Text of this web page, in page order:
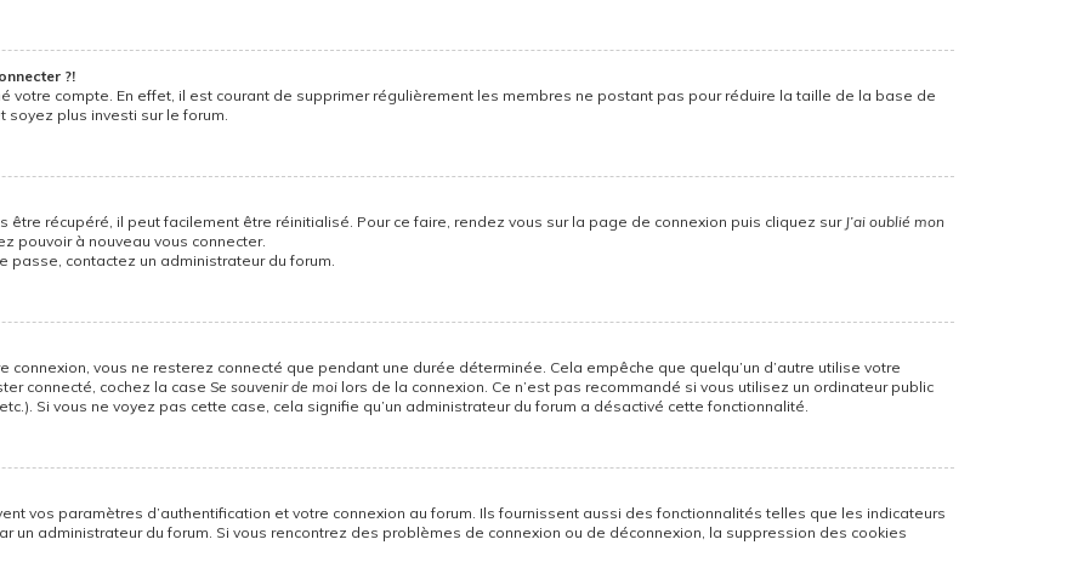
?!
votre compte. En effet, il est courant de supprimer régulièrement les membres ne postant pas pour réduire la taille de la base de
soyez plus investi sur le forum.
récupéré, il peut facilement être réinitialisé. Pour ce faire, rendez vous sur la page de connexion puis cliquez sur J’ai oublié mon
pouvoir à nouveau vous connecter.
passe, contactez un administrateur du forum.
connexion, vous ne resterez connecté que pendant une durée déterminée. Cela empêche que quelqu’un d’autre utilise votre
connecté, cochez la caseSe souvenir de moi lors de la connexion. Ce n’est pas recommandé si vous utilisez un ordinateur public
Si vous ne voyez pas cette case, cela signifie qu’un administrateur du forum a désactivé cette fonctionnalité.
vos paramètres d’authentification et votre connexion au forum. Ils fournissent aussi des fonctionnalités telles que les indicateurs
un administrateur du forum. Si vous rencontrez des problèmes de connexion ou de déconnexion, la suppression des cookies